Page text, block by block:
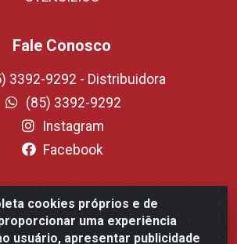
cookies próprios e de
uma experiência
usuário, apresentar publicidade
Fale Conosco
3392-9292 - Distribuidora
(85) 3392-9292
Instagram
Facebook
de Alimentos LTDA - Avenida
1268 - Messejana, Fortaleza/CE - CEP